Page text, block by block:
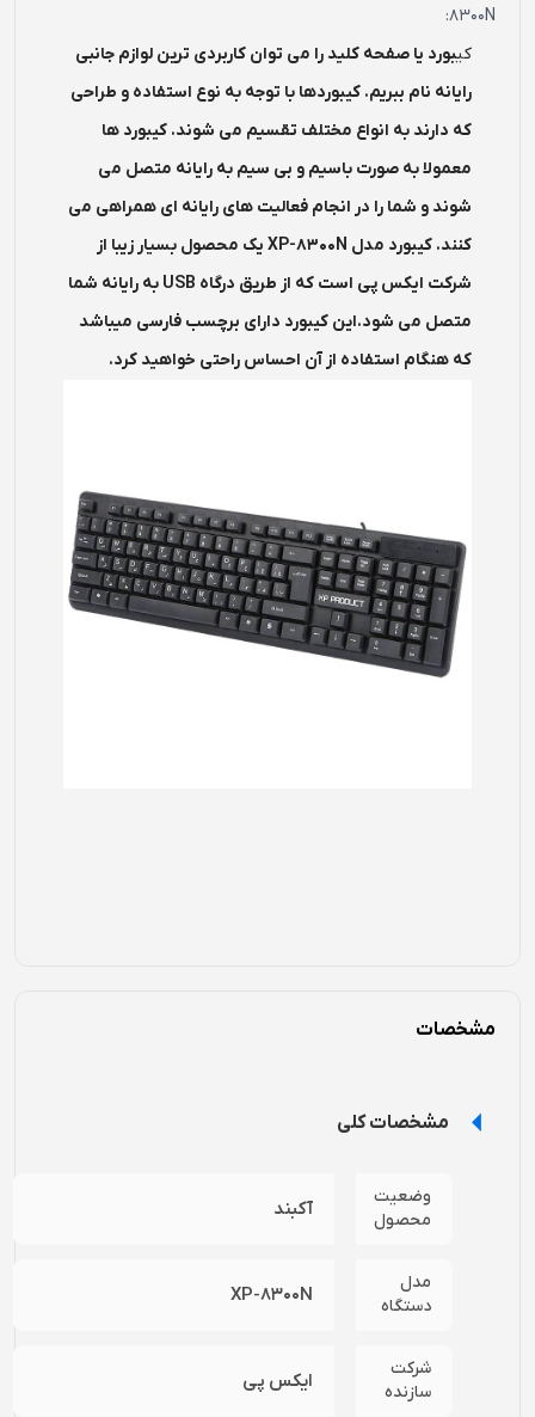
8300N:
کیبورد یا صفحه کلید را می توان کاربردی ترین لوازم جانبی
رایانه نام ببریم. کیبوردها با توجه به نوع استفاده و طراحی
که دارند به انواع مختلف تقسیم می شوند. کیبورد ها
معمولا به صورت باسیم و بی سیم به رایانه متصل می
شوند و شما را در انجام فعالیت های رایانه ای همراهی می
کنند. کیبورد مدل XP-8300N یک محصول بسیار زیبا از
شرکت ایکس پی است که از طریق درگاه USB به رایانه شما
متصل می شود.این کیبورد دارای برچسب فارسی میباشد
که هنگام استفاده از آن احساس راحتی خواهید کرد.
مشخصات
مشخصات کلی
وضعیت
محصول
آکبند
مدل
دستگاه
XP-8300N
شرکت
سازنده
ایکس پی